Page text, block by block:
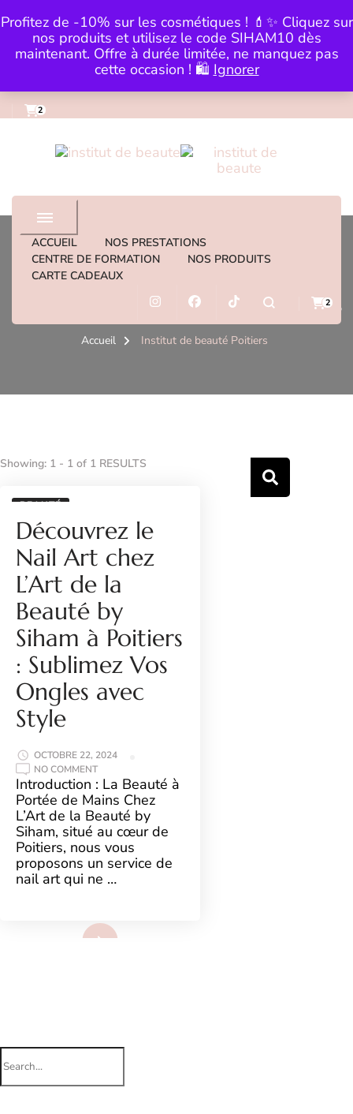
Profitez de -10% sur les cosmétiques ! 💄✨ Cliquez sur
nos produits et utilisez le code SIHAM10 dès
maintenant. Offre à durée limitée, ne manquez pas
cette occasion ! 🛍️ Ignorer
0983559979
2
institut de beaute
ACCUEIL
NOS PRESTATIONS
CENTRE DE FORMATION
NOS PRODUITS
CARTE CADEAUX
2
Institut de beauté Poitiers
Accueil Institut de beauté Poitiers
Showing: 1 - 1 of 1 RESULTS
BEAUTÉ
Découvrez le
Nail Art chez
L’Art de la
Beauté by
Siham à Poitiers
: Sublimez Vos
Ongles avec
Style
OCTOBRE 22, 2024
NO COMMENTON
DÉCOUVREZ
LE
NAIL
ART
CHEZ
L’ART
DE
LA
BEAUTÉ
BY
SIHAM
SUBLIMEZ
VOS
Introduction : La Beauté à
Portée de Mains Chez
L’Art de la Beauté by
Siham, situé au cœur de
Poitiers, nous vous
proposons un service de
nail art qui ne …
Search
for: